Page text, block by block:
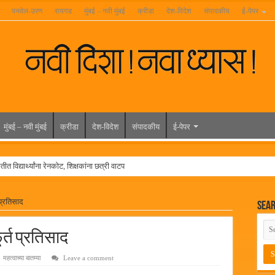
पनवेल-उरण रायगड मुंबई – नवी मुंबई क्रीडा देश-विदेश संपादकीय ई-पेपर
मुंबई – नवी मुंबई क्रीडा देश-विदेश संपादकीय ई-पेपर
विद्यार्थ्यांना रेनकोट, शिक्षकांना छत्री वाटप
वाढदिवसानिमित्त राज्यभरातून शुभेच्छांचा वर्षाव
जाहीर
मुख्य प्रशासकीय कार्यालयासह भव्य मूट कोर्टचे बुधवारी उद्घाटन
प्रतिसाद
महत्वाच्या बातम्या Leave a comment